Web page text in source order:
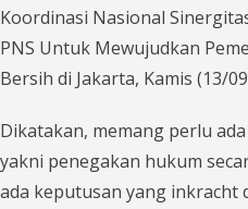
Koordinasi Nasional
PNS Untuk Mewujudkan
Bersih di Jakarta, Kamis (13/
Dikatakan, memang perlu
yakni penegakan hukum
ada keputusan yang inkracht